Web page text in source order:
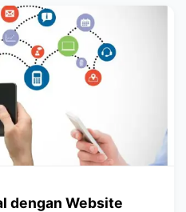
dengan Website